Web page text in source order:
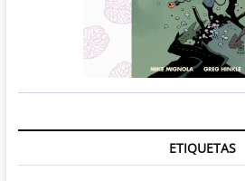
ETIQUETAS